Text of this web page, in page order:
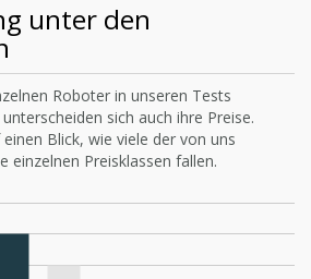
unter den
Roboter in unseren Tests
sich auch ihre Preise.
Blick, wie viele der von uns
einzelnen Preisklassen fallen.